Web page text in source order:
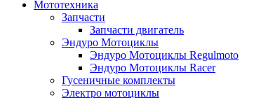
Мототехника
Запчасти
Запчасти двигатель
Эндуро Мотоциклы
Эндуро Мотоциклы Regulmoto
Эндуро Мотоциклы Racer
Гусеничные комплекты
Электро мотоциклы